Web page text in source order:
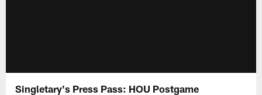
Singletary's Press Pass: HOU Postgame